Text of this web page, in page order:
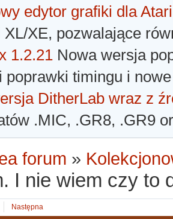
edytor grafiki dla Atari
XL/XE, pozwalające
1.2.21 Nowa wersja
poprawki timingu i
DitherLab wraz z
.MIC, .GR8, .GR9
forum »
I nie wiem czy to
Następna